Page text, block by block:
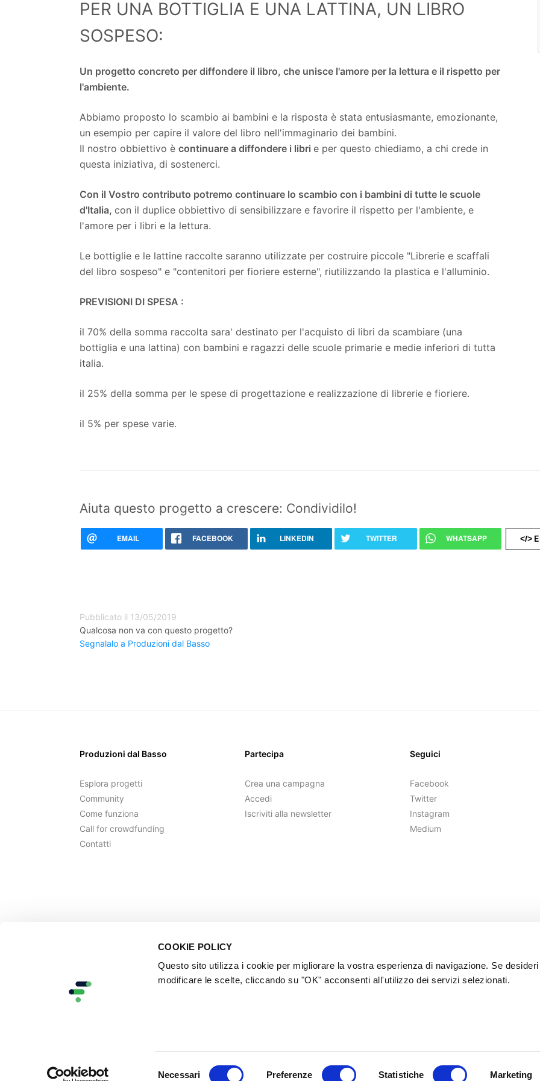
COOKIE POLICY
Questo sito utilizza i cookie per migliorare la vostra esperienza di navigazione. Se
modificare le scelte, cliccando su "OK" acconsenti all'utilizzo dei servizi selezionati.
Necessari Preferenze Statistiche Marketing
PER UNA BOTTIGLIA E UNA LATTINA, UN LIBRO
SOSPESO:
Un progetto concreto per diffondere il libro, che unisce l'amore per la lettura e il rispetto per
l'ambiente.
Abbiamo proposto lo scambio ai bambini e la risposta è stata entusiasmante, emozionante,
un esempio per capire il valore del libro nell'immaginario dei bambini.
Il nostro obbiettivo è continuare a diffondere i libri e per questo chiediamo, a chi crede in
questa iniziativa, di sostenerci.
Con il Vostro contributo potremo continuare lo scambio con i bambini di tutte le scuole
d'Italia, con il duplice obbiettivo di sensibilizzare e favorire il rispetto per l'ambiente, e
l'amore per i libri e la lettura.
Le bottiglie e le lattine raccolte saranno utilizzate per costruire piccole "Librerie e scaffali
del libro sospeso" e "contenitori per fioriere esterne", riutilizzando la plastica e l'alluminio.
PREVISIONI DI SPESA :
il 70% della somma raccolta sara' destinato per l'acquisto di libri da scambiare (una
bottiglia e una lattina) con bambini e ragazzi delle scuole primarie e medie inferiori di tutta
italia.
il 25% della somma per le spese di progettazione e realizzazione di librerie e fioriere.
il 5% per spese varie.
Aiuta questo progetto a crescere: Condividilo!
EMAIL FACEBOOK LINKEDIN TWITTER WHATSAPP </>
Pubblicato il 13/05/2019
Qualcosa non va con questo progetto?
Segnalalo a Produzioni dal Basso
Produzioni dal Basso
Esplora progetti
Community
Come funziona
Call for crowdfunding
Contatti
Partecipa
Crea una campagna
Accedi
Iscriviti alla newsletter
Seguici
Facebook
Twitter
Instagram
Medium